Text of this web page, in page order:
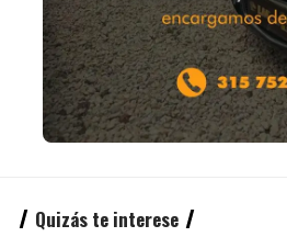
Quizás te interese